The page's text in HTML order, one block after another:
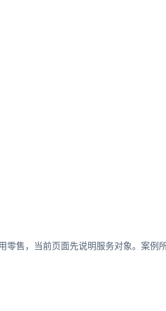
售，当前页面先说明服务对象。案例